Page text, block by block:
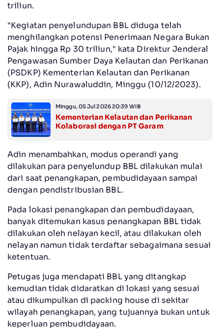
triliun.
"Kegiatan penyelundupan BBL diduga telah
menghilangkan potensi Penerimaan Negara Bukan
Pajak hingga Rp 30 triliun," kata Direktur Jenderal
Pengawasan Sumber Daya Kelautan dan Perikanan
(PSDKP) Kementerian Kelautan dan Perikanan
(KKP), Adin Nurawaluddin, Minggu (10/12/2023).
Minggu, 05 Jul 2026 20:39 WIB
Kementerian Kelautan dan Perikanan
Kolaborasi dengan PT Garam
Adin menambahkan, modus operandi yang
dilakukan para penyelundup BBL dilakukan mulai
dari saat penangkapan, pembudidayaan sampai
dengan pendistribusian BBL.
Pada lokasi penangkapan dan pembudidayaan,
banyak ditemukan kasus penangkapan BBL tidak
dilakukan oleh nelayan kecil, atau dilakukan oleh
nelayan namun tidak terdaftar sebagaimana sesuai
ketentuan.
Petugas juga mendapati BBL yang ditangkap
kemudian tidak didaratkan di lokasi yang sesuai
atau dikumpulkan di packing house di sekitar
wilayah penangkapan, yang tujuannya bukan untuk
keperluan pembudidayaan.